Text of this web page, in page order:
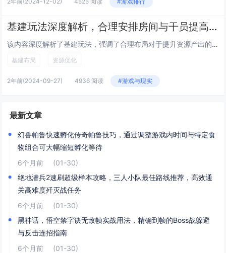
基建玩法深度解析，合理安排房间与干员提高资源产出
该内容深度解析了基建玩法，强调了合理布局对于提升资源产出的重要性。玩家需根据房间的功能和特性进行规划，利用干员的技能特长来提高生产效率。通过优化配置，不仅能够增加物资产量，还能加速任务完成，从而更好地支持游戏中的其他活动。良好的基建布局与干...
基建布局 资源优化
2年前(2024-09-27) 4936 阅读 #游戏与现实
最新文章
幻兽帕鲁快速孵化传奇帕鲁技巧，通过调整游戏内时间与特定食
物组合可大幅缩短孵化等待
6个月前
(01-30)
绝地潜兵2速刷超级样本攻略，三人小队最佳路线推荐，高效通
关高难度歼灭战任务
6个月前
(01-30)
黑神话，悟空禁字诀无敌帧实战用法，精确到帧的Boss战躲避
与反击连招指南
6个月前
(01-30)